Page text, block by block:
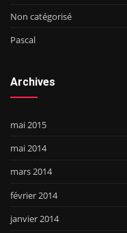
Non catégorisé
Pascal
Archives
mai 2015
mai 2014
mars 2014
février 2014
janvier 2014